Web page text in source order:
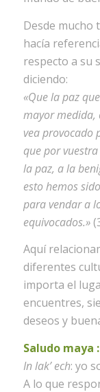
Desde mucho
hacía
respecto a su
diciendo:
«Que la paz
mayor medida,
vea provocado
que por
la paz, a la
esto hemos
para vendar a
equivocados.»
Aquí
diferentes
importa el
encuentres,
deseos y
Saludo maya :
In lak’ ech: yo
A lo que